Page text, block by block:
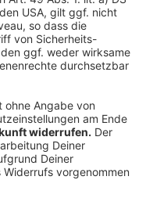
seit dieser
in